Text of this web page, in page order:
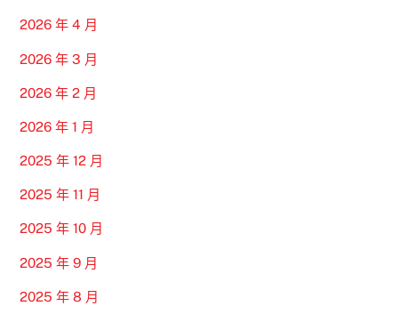
2026 年 4 月
2026 年 3 月
2026 年 2 月
2026 年 1 月
2025 年 12 月
2025 年 11 月
2025 年 10 月
2025 年 9 月
2025 年 8 月